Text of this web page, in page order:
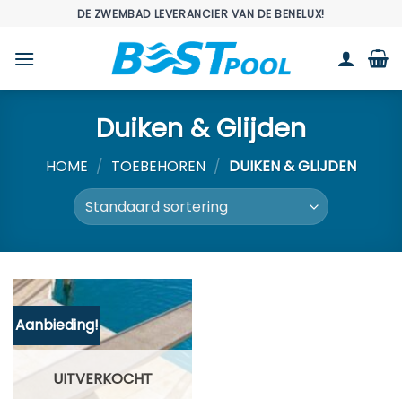
inhoud
DE ZWEMBAD LEVERANCIER VAN DE BENELUX!
Duiken & Glijden
HOME / TOEBEHOREN / DUIKEN & GLIJDEN
Aanbieding!
UITVERKOCHT